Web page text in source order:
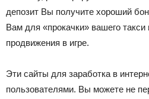
депозит Вы получите хороший
Вам для «прокачки» вашего
продвижения в игре.
Эти сайты для заработка в
пользователями. Вы можете не